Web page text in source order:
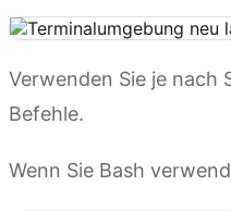
Verwenden Sie je nach
Befehle.
Wenn Sie Bash